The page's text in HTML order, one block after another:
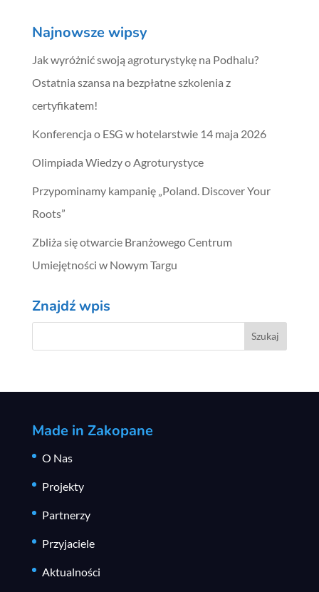
Najnowsze wipsy
Jak wyróżnić swoją agroturystykę na Podhalu?
Ostatnia szansa na bezpłatne szkolenia z
certyfikatem!
Konferencja o ESG w hotelarstwie 14 maja 2026
Olimpiada Wiedzy o Agroturystyce
Przypominamy kampanię „Poland. Discover Your
Roots”
Zbliża się otwarcie Branżowego Centrum
Umiejętności w Nowym Targu
Znajdź wpis
Made in Zakopane
O Nas
Projekty
Partnerzy
Przyjaciele
Aktualności